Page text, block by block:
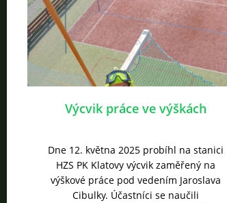
Výcvik práce ve výškách
Dne 12. května 2025 probíhl na stanici
HZS PK Klatovy výcvik zaměřený na
výškové práce pod vedením Jaroslava
Cibulky. Účastníci se naučili